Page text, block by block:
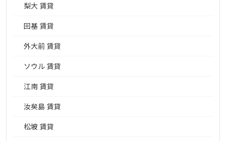
梨大 賃貸
回基 賃貸
外大前 賃貸
ソウル 賃貸
江南 賃貸
汝矣島 賃貸
松坡 賃貸